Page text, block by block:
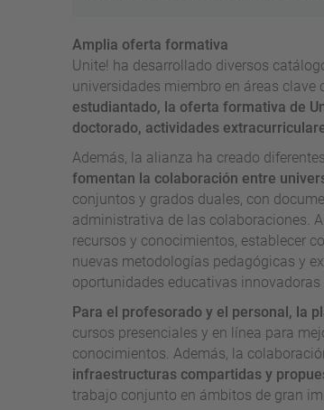
Amplia oferta formativa
Unite! ha desarrollado diversos
universidades miembro en áreas
estudiantado, la oferta formativa de
doctorado, actividades
Además, la alianza ha creado diferentes
fomentan la colaboración entre
conjuntos y grados duales, con
administrativa de las colaboraciones.
recursos y conocimientos, establecer
nuevas metodologías pedagógicas y
oportunidades educativas
Para el profesorado y el personal, la
cursos presenciales y en línea para
conocimientos. Además, la
infraestructuras compartidas y
trabajo conjunto en ámbitos de gran